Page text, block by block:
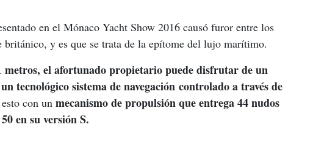
en el Mónaco Yacht Show 2016 causó furor entre los
británico, y es que se trata de la epítome del lujo marítimo.
metros, el afortunado propietario puede disfrutar de un
tecnológico sistema de navegación controlado a través de
con un mecanismo de propulsión que entrega 44 nudos
en su versión S.